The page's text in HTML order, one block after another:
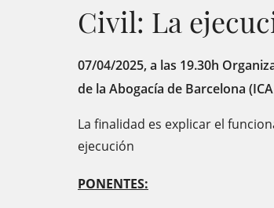
Civil: La
07/04/2025, a las 19.30h
de la Abogacía de Barcelona
La finalidad es explicar el
ejecución
PONENTES: